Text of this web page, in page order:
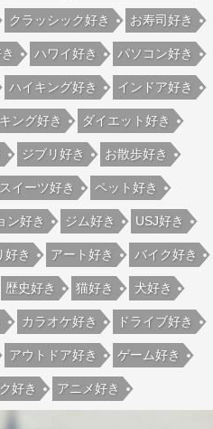
クラッシック好き お寿司好き
ハワイ好き パソコン好き
ハイキング好き インドア好き
ング好き ダイエット好き
ジブリ好き お散歩好き
スイーツ好き ペット好き
ン好き ジム好き USJ好き
好き アート好き バイク好き
歴史好き 猫好き 犬好き
カラオケ好き ドライブ好き
アウトドア好き ゲーム好き
好き アニメ好き